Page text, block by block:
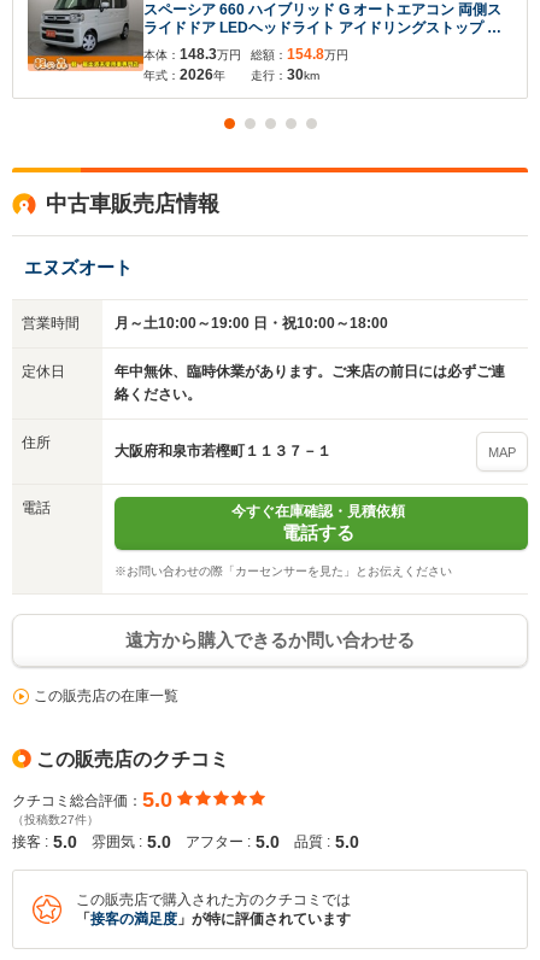
スペーシア 660 ハイブリッド G オートエアコン 両側ス
ライドドア LEDヘッドライト アイドリングストップ 衝
突軽減ブレーキ キーレス プッシュスタート
本体： 148.3万円
年式： 2026年
総額： 154.8万円
走行： 30km
中古車販売店情報
エヌズオート
営業時間 月～土10:00～19:00 日・祝10:00～18:00
定休日
年中無休、臨時休業があります。ご来店の前日には必ずご連
絡ください。
住所 大阪府和泉市若樫町１１３７－１ MAP
電話 今すぐ在庫確認・見積依頼
電話する
※お問い合わせの際「カーセンサーを見た」とお伝えください
遠方から購入できるか問い合わせる
この販売店の在庫一覧
この販売店のクチコミ
クチコミ総合評価： 5.0
（投稿数27件）
接客 : 5.0 雰囲気 : 5.0 アフター : 5.0 品質 : 5.0
この販売店で購入された方のクチコミでは
「 接客の満足度 」が特に評価されています